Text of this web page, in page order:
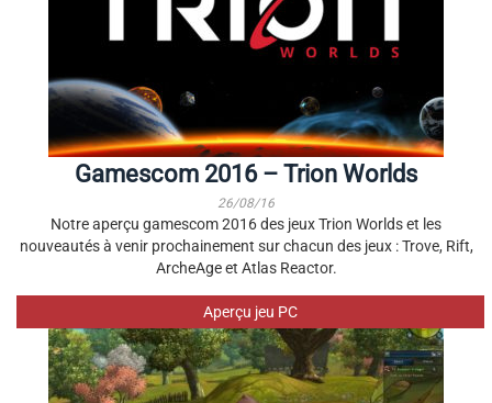
Gamescom 2016 – Trion Worlds
26/08/16
Notre aperçu gamescom 2016 des jeux Trion Worlds et les
nouveautés à venir prochainement sur chacun des jeux : Trove, Rift,
ArcheAge et Atlas Reactor.
Aperçu jeu PC